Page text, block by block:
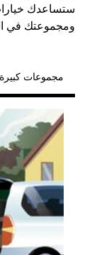
ومجموعتك في
مجموعات كبيرة